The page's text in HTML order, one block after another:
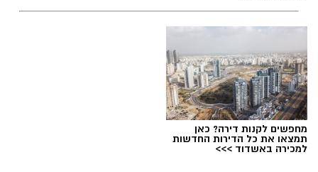
מחפשים לקנות דירה? כאן
תמצאו את כל הדירות החדשות
למכירה באשדוד >>>